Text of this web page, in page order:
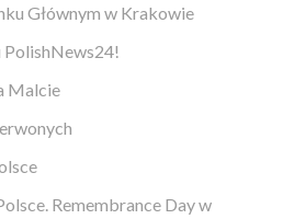
Głównym w Krakowie
PolishNews24!
Malcie
Remembrance Day w